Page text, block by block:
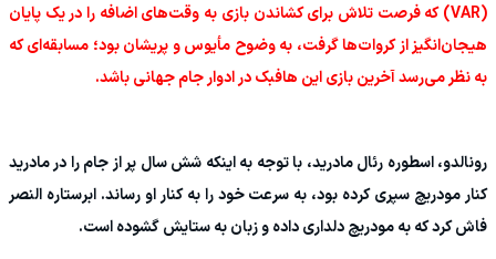
(VAR) که فرصت تلاش برای کشاندن بازی به وقت‌های اضافه را در یک پایان
هیجان‌انگیز از کروات‌ها گرفت، به وضوح مأیوس و پریشان بود؛ مسابقه‌ای که
به نظر می‌رسد آخرین بازی این هافبک در ادوار جام جهانی باشد.
رونالدو، اسطوره رئال مادرید، با توجه به اینکه شش سال پر از جام را در مادرید
کنار مودریچ سپری کرده بود، به سرعت خود را به کنار او رساند. ابرستاره النصر
فاش کرد که به مودریچ دلداری داده و زبان به ستایش گشوده است.